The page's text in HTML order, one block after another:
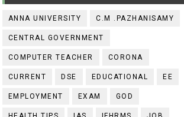
ANNA UNIVERSITY C.M .PAZHANISAMY
CENTRAL GOVERNMENT
COMPUTER TEACHER CORONA
CURRENT DSE EDUCATIONAL EE
EMPLOYMENT EXAM GOD